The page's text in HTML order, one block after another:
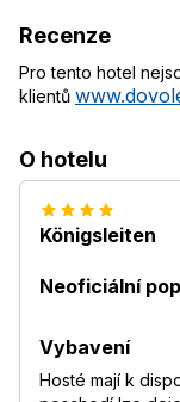
Recenze
Pro tento hotel
klientů
O hotelu
Königsleiten
Neoficiální
Vybavení
Hosté mají k